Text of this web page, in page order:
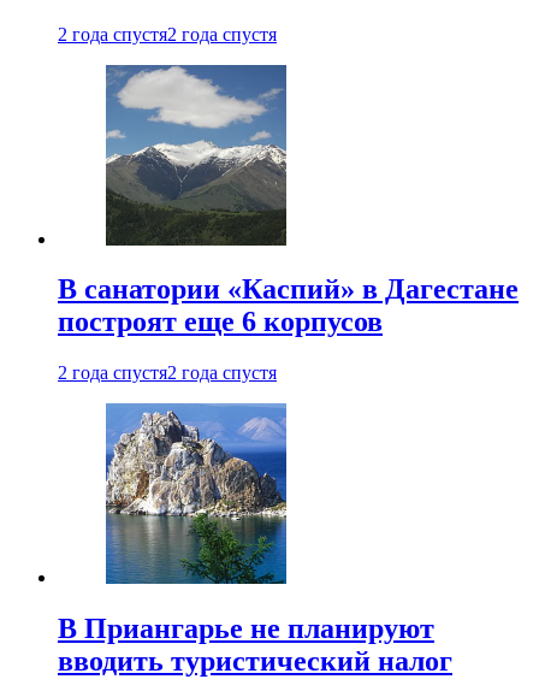
2 года спустя2 года спустя
В санатории «Каспий» в Дагестане
построят еще 6 корпусов
2 года спустя2 года спустя
В Приангарье не планируют
вводить туристический налог